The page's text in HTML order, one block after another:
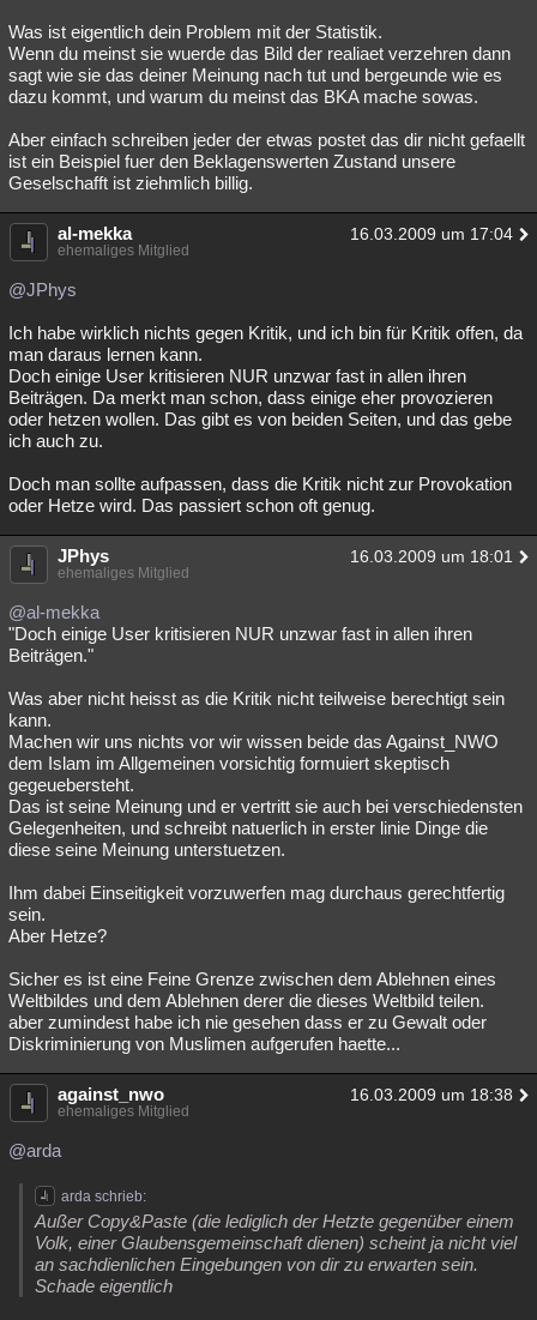
Was ist eigentlich dein Problem mit der Statistik.
Wenn du meinst sie wuerde das Bild der realiaet verzehren dann
sagt wie sie das deiner Meinung nach tut und bergeunde wie es
dazu kommt, und warum du meinst das BKA mache sowas.
Aber einfach schreiben jeder der etwas postet das dir nicht gefaellt
ist ein Beispiel fuer den Beklagenswerten Zustand unsere
Geselschafft ist ziehmlich billig.
al-mekka 16.03.2009 um 17:04
ehemaliges Mitglied
@JPhys
Ich habe wirklich nichts gegen Kritik, und ich bin für Kritik offen, da
man daraus lernen kann.
Doch einige User kritisieren NUR unzwar fast in allen ihren
Beiträgen. Da merkt man schon, dass einige eher provozieren
oder hetzen wollen. Das gibt es von beiden Seiten, und das gebe
ich auch zu.
Doch man sollte aufpassen, dass die Kritik nicht zur Provokation
oder Hetze wird. Das passiert schon oft genug.
JPhys 16.03.2009 um 18:01
ehemaliges Mitglied
@al-mekka
"Doch einige User kritisieren NUR unzwar fast in allen ihren
Beiträgen."
Was aber nicht heisst as die Kritik nicht teilweise berechtigt sein
kann.
Machen wir uns nichts vor wir wissen beide das Against_NWO
dem Islam im Allgemeinen vorsichtig formuiert skeptisch
gegeuebersteht.
Das ist seine Meinung und er vertritt sie auch bei verschiedensten
Gelegenheiten, und schreibt natuerlich in erster linie Dinge die
diese seine Meinung unterstuetzen.
Ihm dabei Einseitigkeit vorzuwerfen mag durchaus gerechtfertig
sein.
Aber Hetze?
Sicher es ist eine Feine Grenze zwischen dem Ablehnen eines
Weltbildes und dem Ablehnen derer die dieses Weltbild teilen.
aber zumindest habe ich nie gesehen dass er zu Gewalt oder
Diskriminierung von Muslimen aufgerufen haette...
against_nwo 16.03.2009 um 18:38
ehemaliges Mitglied
@arda
arda schrieb:
Außer Copy&Paste (die lediglich der Hetzte gegenüber einem
Volk, einer Glaubensgemeinschaft dienen) scheint ja nicht viel
an sachdienlichen Eingebungen von dir zu erwarten sein.
Schade eigentlich